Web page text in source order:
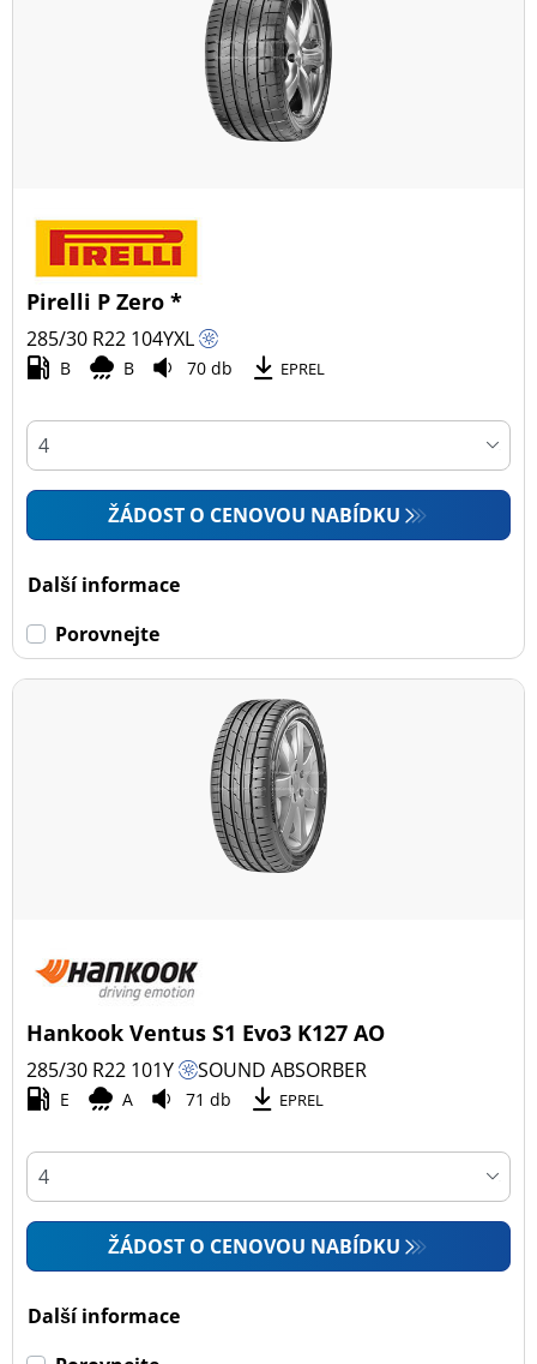
Pirelli P Zero *
285/30 R22 104YXL
B B 70 db EPREL
ŽÁDOST O CENOVOU NABÍDKU
Další informace
Porovnejte
Hankook Ventus S1 Evo3 K127 AO
285/30 R22 101Y SOUND ABSORBER
E A 71 db EPREL
ŽÁDOST O CENOVOU NABÍDKU
Další informace